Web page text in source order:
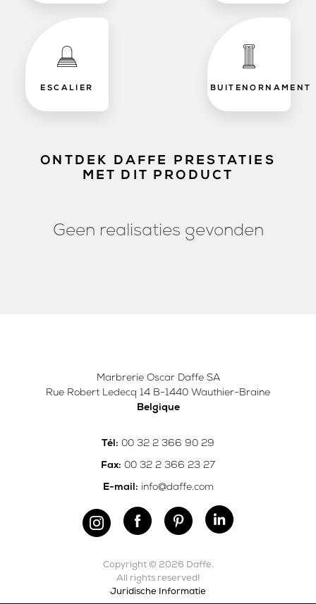
ESCALIER BUITENORNAMENT
ONTDEK DAFFE PRESTATIES
MET DIT PRODUCT
Geen realisaties gevonden
Marbrerie Oscar Daffe SA
Rue Robert Ledecq 14 B-1440 Wauthier-Braine
Belgique
Tél: 00 32 2 366 90 29
Fax: 00 32 2 366 23 27
E-mail: info@daffe.com
Copyright © 2026 Daffe.
All rights reserved!
Juridische Informatie